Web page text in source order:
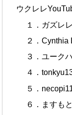
ウクレレ
１．ガズレ
２．Cynthia
３．ユーク
４．
５．
６．ますも